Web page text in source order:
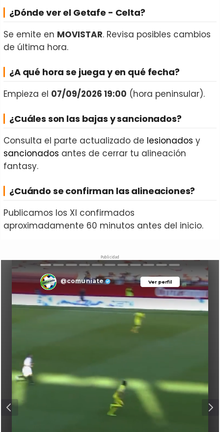
¿Dónde ver el Getafe - Celta?
Se emite en MOVISTAR. Revisa posibles cambios
de última hora.
¿A qué hora se juega y en qué fecha?
Empieza el 07/09/2026 19:00 (hora peninsular).
¿Cuáles son las bajas y sancionados?
Consulta el parte actualizado de lesionados y
sancionados antes de cerrar tu alineación
fantasy.
¿Cuándo se confirman las alineaciones?
Publicamos los XI confirmados
aproximadamente 60 minutos antes del inicio.
Publicidad
Ver perfil
@comuniate Ver perfil